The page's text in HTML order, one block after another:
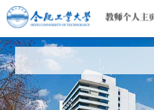
首页
科学研究